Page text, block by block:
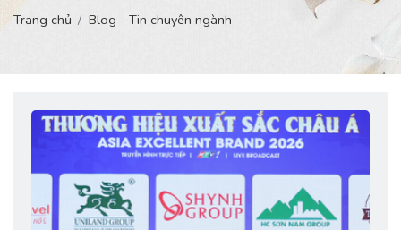
Trang chủ Blog - Tin chuyên ngành